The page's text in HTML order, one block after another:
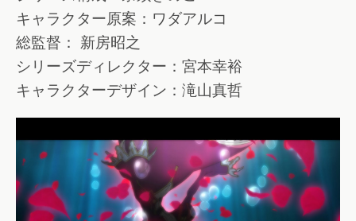
キャラクター原案：ワダアルコ
総監督： 新房昭之
シリーズディレクター：宮本幸裕
キャラクターデザイン：滝山真哲